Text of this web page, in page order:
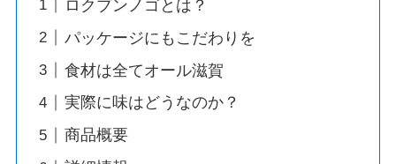
ロクブンノゴとは？
パッケージにもこだわりを
食材は全てオール滋賀
実際に味はどうなのか？
商品概要